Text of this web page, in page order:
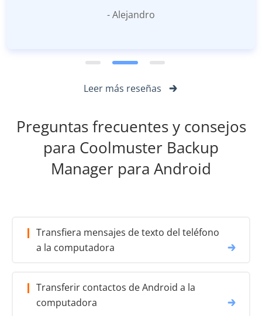
- Alejandro
Leer más reseñas
Preguntas frecuentes y consejos
para Coolmuster Backup
Manager para Android
Transfiera mensajes de texto del teléfono
a la computadora
Transferir contactos de Android a la
computadora